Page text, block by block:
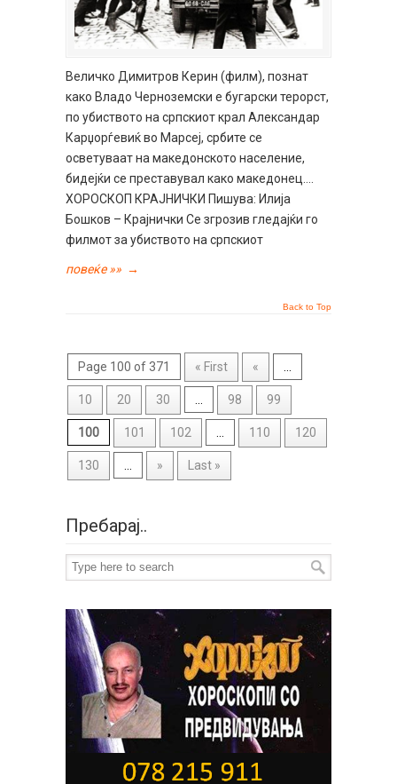
Величко Димитров Керин (филм), познат
како Владо Черноземски е бугарски терорст,
по убиството на српскиот крал Александар
Карџорѓевиќ во Марсеј, србите се
осветуваат на македонското население,
бидејќи се преставувал како македонец….
ХОРОСКОП КРАЈНИЧКИ Пишува: Илија
Бошков – Крајнички Се згрозив гледајќи го
филмот за убиството на српскиот
повеќе »» →
Back to Top
Page 100 of 371 « First « ...
10 20 30 ... 98 99
100 101 102 ... 110 120
130 ... » Last »
Пребарај..